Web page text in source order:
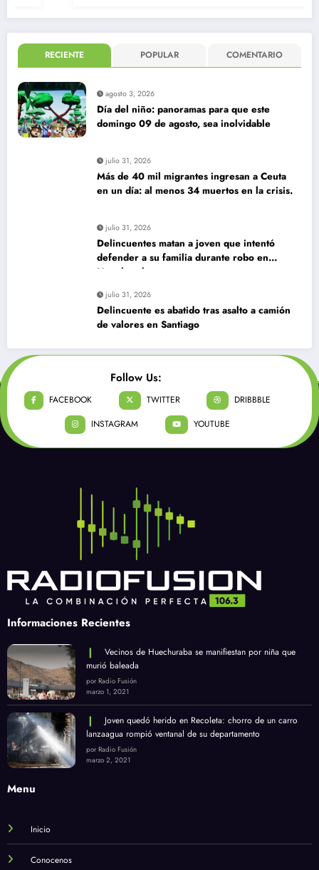
RECIENTE POPULAR COMENTARIO
agosto 3, 2026
Día del niño: panoramas para que este
domingo 09 de agosto, sea inolvidable
julio 31, 2026
Más de 40 mil migrantes ingresan a Ceuta
en un día: al menos 34 muertos en la crisis.
julio 31, 2026
Delincuentes matan a joven que intentó
defender a su familia durante robo en
Huechuraba
julio 31, 2026
Delincuente es abatido tras asalto a camión
de valores en Santiago
Follow Us:
FACEBOOK TWITTER
DRIBBBLE
INSTAGRAM
YOUTUBE
Informaciones Recientes
Vecinos de Huechuraba se manifiestan por niña que
murió baleada
por Radio Fusión
marzo 1, 2021
Joven quedó herido en Recoleta: chorro de un carro
lanzaagua rompió ventanal de su departamento
por Radio Fusión
marzo 2, 2021
Menu
Inicio
Conocenos